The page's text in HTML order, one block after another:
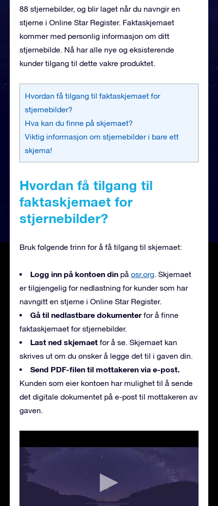
88 stjernebilder, og blir laget når du navngir en
stjerne i Online Star Register. Faktaskjemaet
kommer med personlig informasjon om ditt
stjernebilde. Nå har alle nye og eksisterende
kunder tilgang til dette vakre produktet.
Hvordan få tilgang til faktaskjemaet for
stjernebilder?
Hva kan du finne på skjemaet?
Viktig informasjon om stjernebilder i bare ett
skjema!
Hvordan få tilgang til
faktaskjemaet for
stjernebilder?
Bruk følgende trinn for å få tilgang til skjemaet:
Logg inn på kontoen din på osr.org. Skjemaet
er tilgjengelig for nedlastning for kunder som har
navngitt en stjerne i Online Star Register.
Gå til nedlastbare dokumenterfor å finne
faktaskjemaet for stjernebilder.
Last ned skjemaet for å se. Skjemaet kan
skrives ut om du ønsker å legge det til i gaven din.
Send PDF-filen til mottakeren via e-post.
Kunden som eier kontoen har mulighet til å sende
det digitale dokumentet på e-post til mottakeren av
gaven.